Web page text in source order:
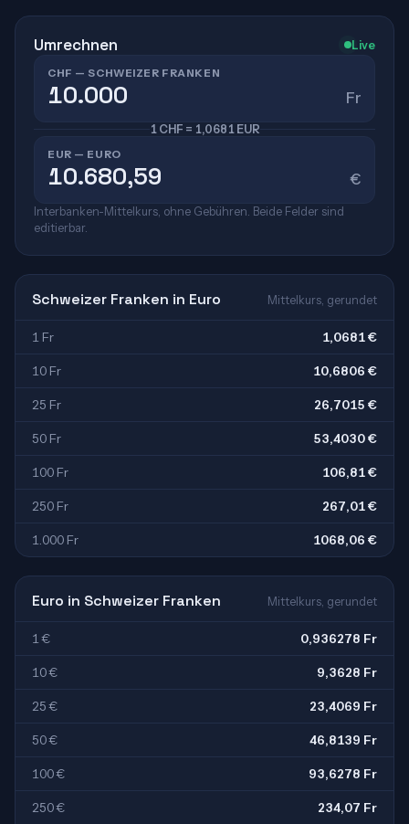
Umrechnen Live
CHF — SCHWEIZER FRANKEN
Fr
1 CHF = 1,0681 EUR
EUR — EURO
€
Interbanken-Mittelkurs, ohne Gebühren. Beide Felder sind
editierbar.
Schweizer Franken in Euro Mittelkurs, gerundet
1 Fr 1,0681 €
10 Fr 10,6806 €
25 Fr 26,7015 €
50 Fr 53,4030 €
100 Fr 106,81 €
250 Fr 267,01 €
1.000 Fr 1068,06 €
Euro in Schweizer Franken Mittelkurs, gerundet
1 € 0,936278 Fr
10 € 9,3628 Fr
25 € 23,4069 Fr
50 € 46,8139 Fr
100 € 93,6278 Fr
250 € 234,07 Fr